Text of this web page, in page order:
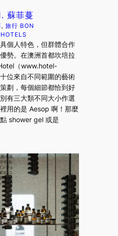
蘇菲蔓
, 旅行 BON
個人特色，但群體合作
勢。在澳洲首都坎培拉
（www.hotel-
位來自不同範圍的藝術
劃，每個細節都恰到好
有三大類不同大小作選
用的是 Aesop 啊！那麼
shower gel 或是